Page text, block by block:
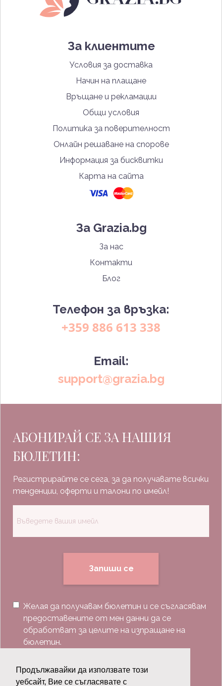
Продължавайки да използвате този
уебсайт, Вие се съгласявате с
За клиентите
Условия за доставка
Начин на плащане
Връщане и рекламации
Общи условия
Политика за поверителност
Онлайн решаване на спорове
Информация за бисквитки
Карта на сайта
За Grazia.bg
За нас
Контакти
Блог
Телефон за връзка:
+359 886 613 338
Email:
support@grazia.bg
АБОНИРАЙ СЕ ЗА НАШИЯ
БЮЛЕТИН:
Регистрирайте се сега, за да получавате всички
тенденции, оферти и талони по имейл!
Запиши се
Желая да получавам бюлетин и се съгласявам
предоставените от мен данни да се
обработват за целите на изпращане на
бюлетин.
Последвай ни: